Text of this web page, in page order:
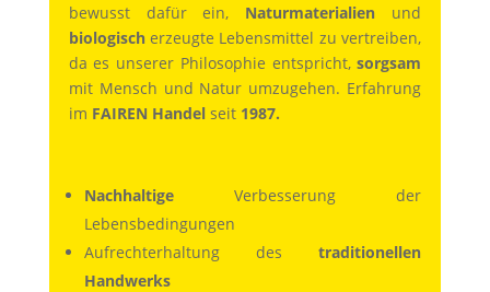
bewusst dafür ein, Naturmaterialien und
biologischerzeugte Lebensmittel zu vertreiben,
da es unserer Philosophie entspricht,sorgsam
mit Mensch und Natur umzugehen. Erfahrung
im FAIREN Handelseit 1987.
NachhaltigeVerbesserung der
Lebensbedingungen
Aufrechterhaltung destraditionellen
Handwerks